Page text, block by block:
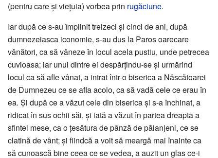
(pentru care și viețuia) vorbea prin rugăciune.
Iar după ce s-au împlinit treizeci și cinci de ani, după
dumnezeiasca iconomie, s-au dus la Paros oarecare
vânători, ca să vâneze în locul acela pustiu, unde petrecea
cuvioasa; iar unul dintre ei despărțindu-se și urmărind
locul ca să afle vânat, a intrat într-o biserica a Născătoarei
de Dumnezeu ce se afla acolo, ca să vadă cele ce erau în
ea. Și după ce a văzut cele din biserica și s-a închinat, a
ridicat în sus ochii săi, și iată a văzut în partea dreapta a
sfintei mese, ca o țesătura de pânză de păianjeni, ce se
clatină de vânt; și fiindcă a voit să meargă mai înainte ca
să cunoască bine ceea ce se vedea, a auzit un glas ce-i